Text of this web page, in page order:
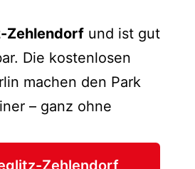
Zehlendorf und ist gut
Die kostenlosen
machen den Park
– ganz ohne